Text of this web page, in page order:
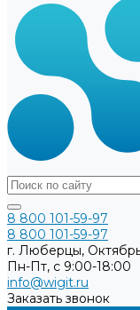
8 800 101-59-97
8 800 101-59-97
г. Люберцы,
Пн-Пт, с 9:00-18:00
info@wigit.ru
Заказать звонок